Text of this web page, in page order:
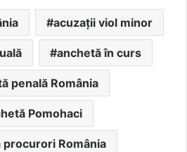
acuzații viol minor
anchetă în curs
penală România
Pomohaci
procurori România